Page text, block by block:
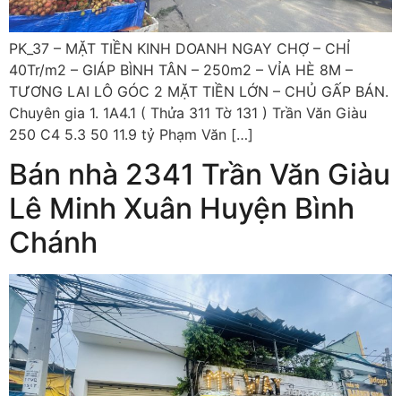
PK_37 – MẶT TIỀN KINH DOANH NGAY CHỢ – CHỈ
40Tr/m2 – GIÁP BÌNH TÂN – 250m2 – VỈA HÈ 8M –
TƯƠNG LAI LÔ GÓC 2 MẶT TIỀN LỚN – CHỦ GẤP BÁN.
Chuyên gia 1. 1A4.1 ( Thửa 311 Tờ 131 ) Trần Văn Giàu
250 C4 5.3 50 11.9 tỷ Phạm Văn […]
Bán nhà 2341 Trần Văn Giàu
Lê Minh Xuân Huyện Bình
Chánh